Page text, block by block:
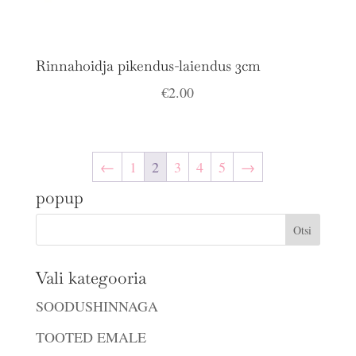
Rinnahoidja pikendus-laiendus 3cm
€2.00
← 1 2 3 4 5 →
popup
Vali kategooria
SOODUSHINNAGA
TOOTED EMALE